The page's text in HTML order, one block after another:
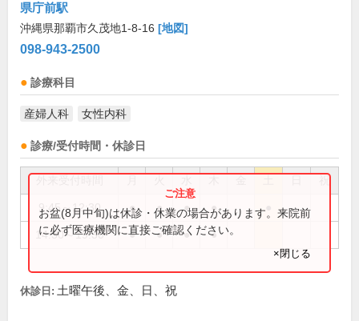
県庁前駅
沖縄県那覇市久茂地1-8-16 [地図]
098-943-2500
診療科目
産婦人科 女性内科
診療/受付時間・休診日
祝
9:45～12:30 ● ● ● ●
14:30～19:30 ● ● ● ●
お盆(8月中旬)は休診・休業の場合があります。来院前
に必ず医療機関に直接ご確認ください。
×閉じる
休診日: 土曜午後、金、日、祝